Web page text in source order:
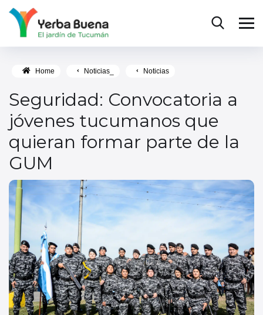
Home Noticias_ Noticias
Seguridad: Convocatoria a
jóvenes tucumanos que
quieran formar parte de la
GUM